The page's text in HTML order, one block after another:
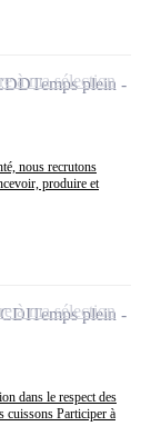
nous recrutons
produire et
Temps plein
à ma sélection
dans le respect des
cuissons Participer à
CDITemps plein
à ma sélection